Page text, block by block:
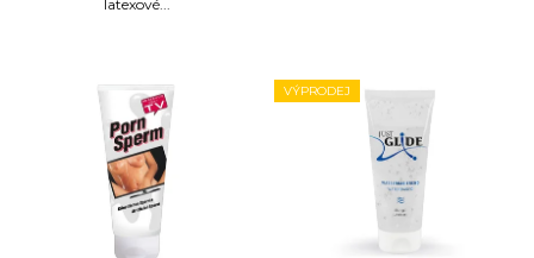
latexové...
VÝPRODEJ